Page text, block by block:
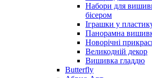
Набори для
бісером
Іграшки у
Панорамна
Новорічні
Великодній декор
Вишивка гладдю
Butterfly